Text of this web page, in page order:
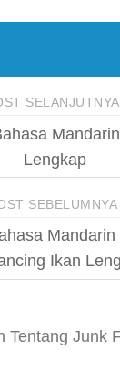
SELANJUTNYA
Lengkap
SEBELUMNYA
Mandarin
Ikan
Tentang Junk